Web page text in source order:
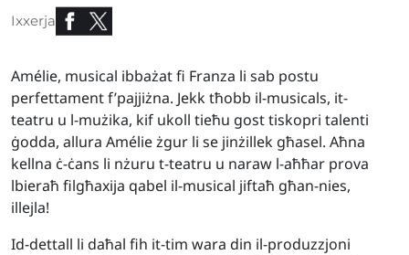
Ixxerja
Amélie, musical ibbażat fi Franza li sab postu
perfettament f’pajjiżna. Jekk tħobb il-musicals, it-
teatru u l-mużika, kif ukoll tieħu gost tiskopri talenti
ġodda, allura Amélie żgur li se jinżillek għasel. Aħna
kellna ċ-ċans li nżuru t-teatru u naraw l-aħħar prova
lbieraħ filgħaxija qabel il-musical jiftaħ għan-nies,
illejla!
Id-dettall li daħal fih it-tim wara din il-produzzjoni